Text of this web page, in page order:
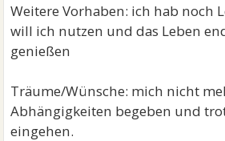
Weitere Vorhaben: ich hab noch
will ich nutzen und das Leben
genießen
Träume/Wünsche: mich nicht
Abhängigkeiten begeben und
eingehen.